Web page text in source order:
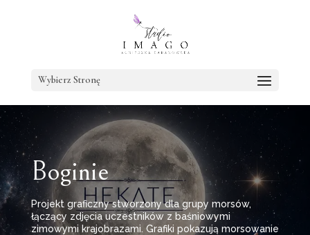
Wybierz Stronę
Boginie
Projekt graficzny stworzony dla grupy morsów,
łączący zdjęcia uczestników z baśniowymi
zimowymi krajobrazami. Grafiki pokazują morsowanie